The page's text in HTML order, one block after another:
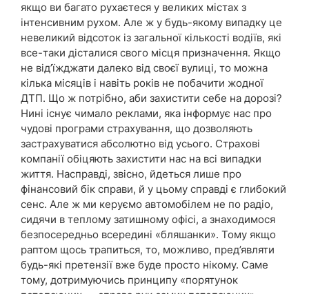
якщо ви багато рухаєтеся у великих містах з
інтенсивним рухом. Але ж у будь-якому випадку це
невеликий відсоток із загальної кількості водіїв, які
все-таки дісталися свого місця призначення. Якщо
не від’їжджати далеко від своєї вулиці, то можна
кілька місяців і навіть років не побачити жодної
ДТП. Що ж потрібно, аби захистити себе на дорозі?
Нині існує чимало реклами, яка інформує нас про
чудові програми страхування, що дозволяють
застрахуватися абсолютно від усього. Страхові
компанії обіцяють захистити нас на всі випадки
життя. Насправді, звісно, йдеться лише про
фінансовий бік справи, й у цьому справді є глибокий
сенс. Але ж ми керуємо автомобілем не по радіо,
сидячи в теплому затишному офісі, а знаходимося
безпосередньо всередині «бляшанки». Тому якщо
раптом щось трапиться, то, можливо, пред’являти
будь-які претензії вже буде просто нікому. Саме
тому, дотримуючись принципу «порятунок